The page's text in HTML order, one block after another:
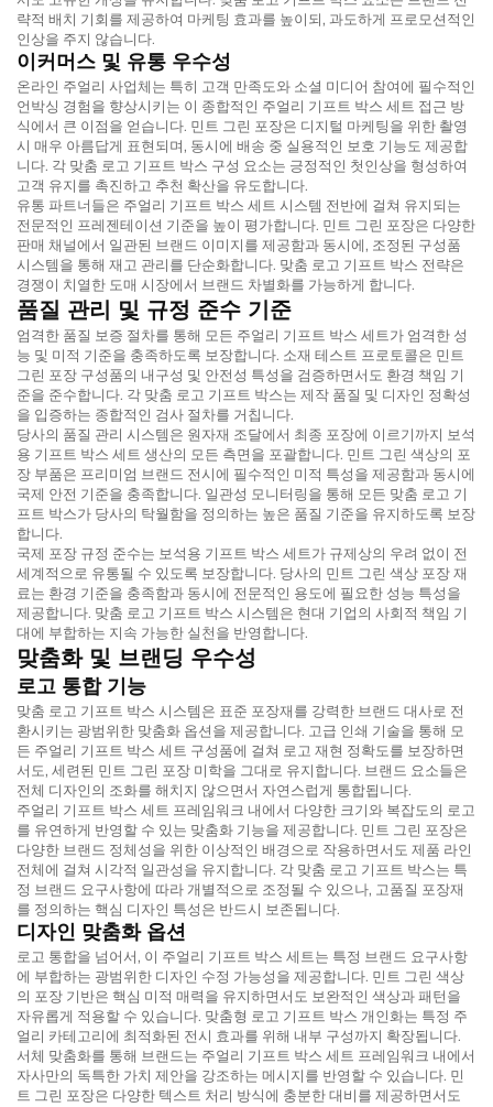
략적 배치 기회를 제공하여 마케팅 효과를 높이되, 과도하게 프로모션적인
인상을 주지 않습니다.
이커머스 및 유통 우수성
온라인 주얼리 사업체는 특히 고객 만족도와 소셜 미디어 참여에 필수적인
언박싱 경험을 향상시키는 이 종합적인 주얼리 기프트 박스 세트 접근 방
식에서 큰 이점을 얻습니다. 민트 그린 포장은 디지털 마케팅을 위한 촬영
시 매우 아름답게 표현되며, 동시에 배송 중 실용적인 보호 기능도 제공합
니다. 각 맞춤 로고 기프트 박스 구성 요소는 긍정적인 첫인상을 형성하여
고객 유지를 촉진하고 추천 확산을 유도합니다.
유통 파트너들은 주얼리 기프트 박스 세트 시스템 전반에 걸쳐 유지되는
전문적인 프레젠테이션 기준을 높이 평가합니다. 민트 그린 포장은 다양한
판매 채널에서 일관된 브랜드 이미지를 제공함과 동시에, 조정된 구성품
시스템을 통해 재고 관리를 단순화합니다. 맞춤 로고 기프트 박스 전략은
경쟁이 치열한 도매 시장에서 브랜드 차별화를 가능하게 합니다.
품질 관리 및 규정 준수 기준
엄격한 품질 보증 절차를 통해 모든 주얼리 기프트 박스 세트가 엄격한 성
능 및 미적 기준을 충족하도록 보장합니다. 소재 테스트 프로토콜은 민트
그린 포장 구성품의 내구성 및 안전성 특성을 검증하면서도 환경 책임 기
준을 준수합니다. 각 맞춤 로고 기프트 박스는 제작 품질 및 디자인 정확성
을 입증하는 종합적인 검사 절차를 거칩니다.
당사의 품질 관리 시스템은 원자재 조달에서 최종 포장에 이르기까지 보석
용 기프트 박스 세트 생산의 모든 측면을 포괄합니다. 민트 그린 색상의 포
장 부품은 프리미엄 브랜드 전시에 필수적인 미적 특성을 제공함과 동시에
국제 안전 기준을 충족합니다. 일관성 모니터링을 통해 모든 맞춤 로고 기
프트 박스가 당사의 탁월함을 정의하는 높은 품질 기준을 유지하도록 보장
합니다.
국제 포장 규정 준수는 보석용 기프트 박스 세트가 규제상의 우려 없이 전
세계적으로 유통될 수 있도록 보장합니다. 당사의 민트 그린 색상 포장 재
료는 환경 기준을 충족함과 동시에 전문적인 용도에 필요한 성능 특성을
제공합니다. 맞춤 로고 기프트 박스 시스템은 현대 기업의 사회적 책임 기
대에 부합하는 지속 가능한 실천을 반영합니다.
맞춤화 및 브랜딩 우수성
로고 통합 기능
맞춤 로고 기프트 박스 시스템은 표준 포장재를 강력한 브랜드 대사로 전
환시키는 광범위한 맞춤화 옵션을 제공합니다. 고급 인쇄 기술을 통해 모
든 주얼리 기프트 박스 세트 구성품에 걸쳐 로고 재현 정확도를 보장하면
서도, 세련된 민트 그린 포장 미학을 그대로 유지합니다. 브랜드 요소들은
전체 디자인의 조화를 해치지 않으면서 자연스럽게 통합됩니다.
주얼리 기프트 박스 세트 프레임워크 내에서 다양한 크기와 복잡도의 로고
를 유연하게 반영할 수 있는 맞춤화 기능을 제공합니다. 민트 그린 포장은
다양한 브랜드 정체성을 위한 이상적인 배경으로 작용하면서도 제품 라인
전체에 걸쳐 시각적 일관성을 유지합니다. 각 맞춤 로고 기프트 박스는 특
정 브랜드 요구사항에 따라 개별적으로 조정될 수 있으나, 고품질 포장재
를 정의하는 핵심 디자인 특성은 반드시 보존됩니다.
디자인 맞춤화 옵션
로고 통합을 넘어서, 이 주얼리 기프트 박스 세트는 특정 브랜드 요구사항
에 부합하는 광범위한 디자인 수정 가능성을 제공합니다. 민트 그린 색상
의 포장 기반은 핵심 미적 매력을 유지하면서도 보완적인 색상과 패턴을
자유롭게 적용할 수 있습니다. 맞춤형 로고 기프트 박스 개인화는 특정 주
얼리 카테고리에 최적화된 전시 효과를 위해 내부 구성까지 확장됩니다.
서체 맞춤화를 통해 브랜드는 주얼리 기프트 박스 세트 프레임워크 내에서
자사만의 독특한 가치 제안을 강조하는 메시지를 반영할 수 있습니다. 민
트 그린 포장은 다양한 텍스트 처리 방식에 충분한 대비를 제공하면서도